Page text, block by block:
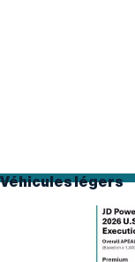
Véhicules légers